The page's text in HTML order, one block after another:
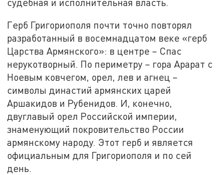
Герб Григориополя почти точно повторял
разработанный в восемнадцатом веке «герб
Царства Армянского»: в центре – Спас
нерукотворный. По периметру – гора Арарат с
Ноевым ковчегом, орел, лев и агнец –
символы династий армянских царей
Аршакидов и Рубенидов. И, конечно,
двуглавый орел Российской империи,
знаменующий покровительство России
армянскому народу. Этот герб и является
официальным для Григориополя и по сей
день.